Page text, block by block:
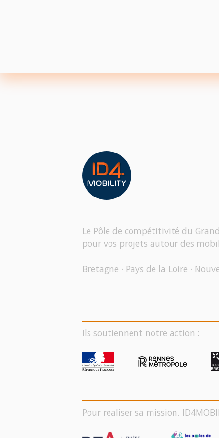
Le Pôle de compétitivité du
pour vos projets autour des
Bretagne · Pays de la Loire ·
Ils soutiennent notre action :
Pour réaliser sa mission,